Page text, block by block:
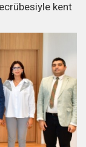
kent